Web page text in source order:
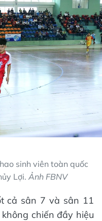
sinh viên toàn quốc
Lợi. Ảnh FBNV
cả sân 7 và sân 11
chiến đầy hiệu